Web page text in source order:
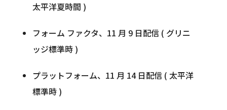
太平洋夏時間 )
フォーム ファクタ、11 月 9 日配信 ( グリニ
ッジ標準時 )
プラットフォーム、11 月 14 日配信 ( 太平洋
標準時 )